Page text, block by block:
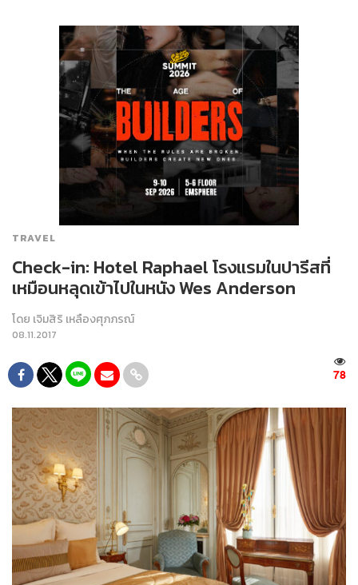
TRAVEL
Check-in: Hotel Raphael โรงแรมในปารีสที่
เหมือนหลุดเข้าไปในหนัง Wes Anderson
โดย เจิมสิริ เหลืองศุภภรณ์
08.11.2017
78